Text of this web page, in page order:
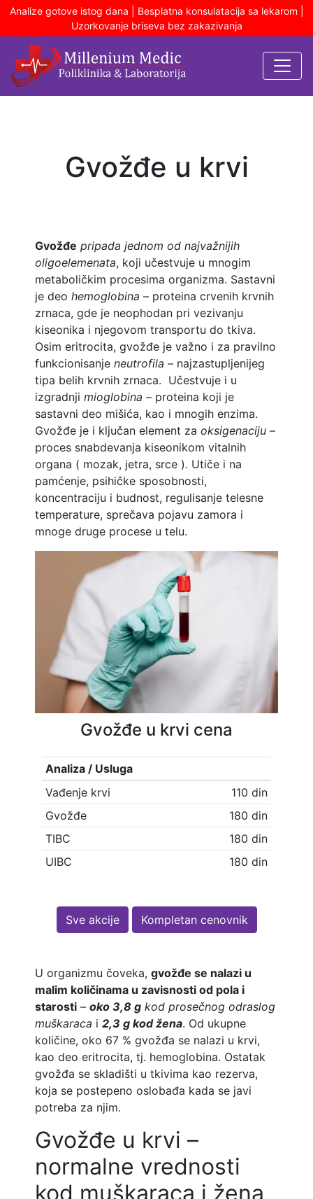
Analize gotove istog dana | Besplatna konsulatacija sa lekarom |
Uzorkovanje briseva bez zakazivanja
Gvožđe u krvi
Gvožđe pripada jednom od najvažnijih
oligoelemenata, koji učestvuje u mnogim
metaboličkim procesima organizma. Sastavni
je deo hemoglobina – proteina crvenih krvnih
zrnaca, gde je neophodan pri vezivanju
kiseonika i njegovom transportu do tkiva.
Osim eritrocita, gvožđe je važno i za pravilno
funkcionisanje neutrofila – najzastupljenijeg
tipa belih krvnih zrnaca. Učestvuje i u
izgradnji mioglobina – proteina koji je
sastavni deo mišića, kao i mnogih enzima.
Gvožđe je i ključan element za oksigenaciju –
proces snabdevanja kiseonikom vitalnih
organa ( mozak, jetra, srce ). Utiče i na
pamćenje, psihičke sposobnosti,
koncentraciju i budnost, regulisanje telesne
temperature, sprečava pojavu zamora i
mnoge druge procese u telu.
Gvožđe u krvi cena
Analiza / Usluga
Vađenje krvi
110 din
Gvožđe
180 din
TIBC
180 din
UIBC
180 din
Sve akcije Kompletan cenovnik
U organizmu čoveka, gvožđe se nalazi u
malim količinama u zavisnosti od pola i
starosti – oko 3,8 g kod prosečnog odraslog
muškaraca i 2,3 g kod žena. Od ukupne
količine, oko 67 % gvožđa se nalazi u krvi,
kao deo eritrocita, tj. hemoglobina. Ostatak
gvožđa se skladišti u tkivima kao rezerva,
koja se postepeno oslobađa kada se javi
potreba za njim.
Gvožđe u krvi –
normalne vrednosti
kod muškaraca i žena